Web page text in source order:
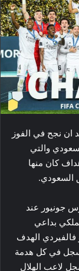
ان نجح في الفوز
والتي
كان منها
السعودي.
جونيور عند
للملكي بداعي
فالفيردي الهدف
سجل في كل هدمة
الفريق السعودي، وعند الدقيقة 26 سجل لاعب الهلال